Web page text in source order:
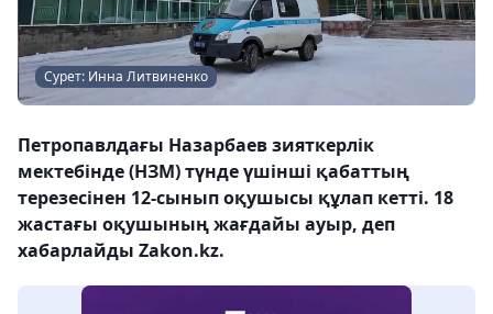
Сурет: Инна Литвиненко
Петропавлдағы Назарбаев зияткерлік
мектебінде (НЗМ) түнде үшінші қабаттың
терезесінен 12-сынып оқушысы құлап кетті. 18
жастағы оқушының жағдайы ауыр, деп
хабарлайды Zakon.kz.